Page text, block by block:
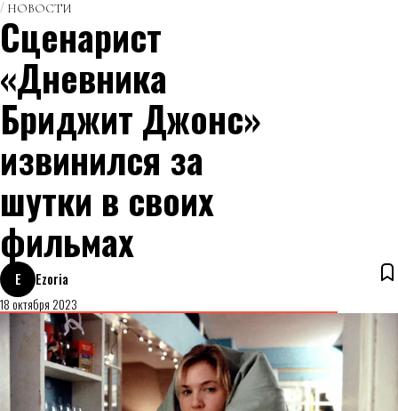
НОВОСТИ
Сценарист
«Дневника
Бриджит Джонс»
извинился за
шутки в своих
фильмах
E
Ezoria
18 октября 2023